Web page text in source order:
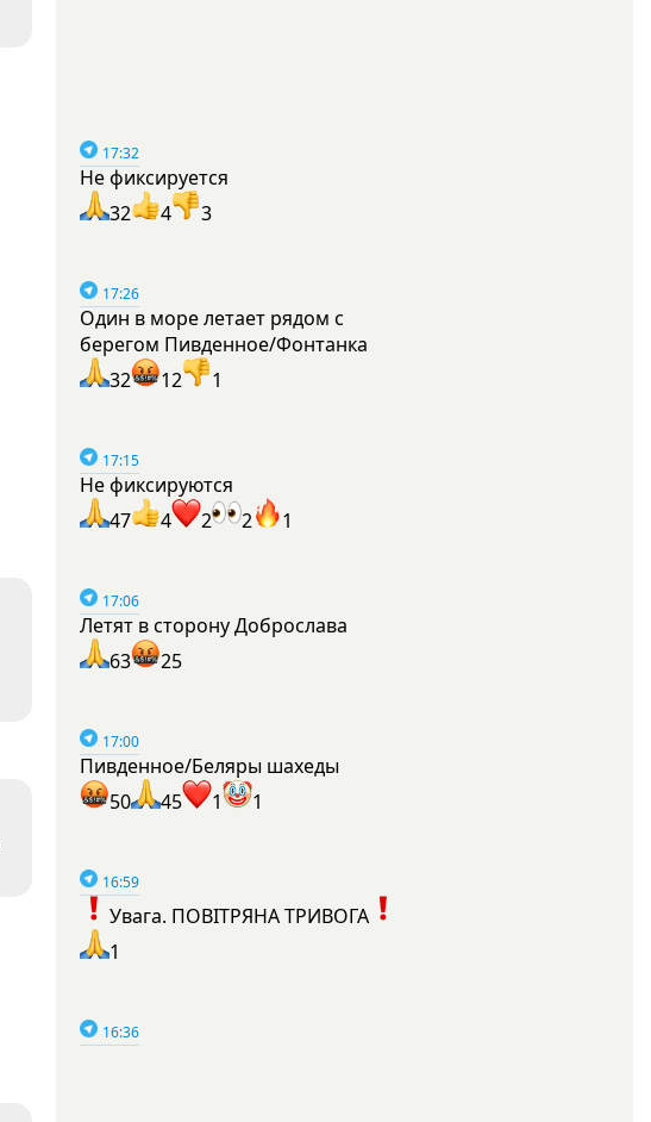
17:32
Не фиксируется
32
4 3
17:26
Один в море летает рядом с
берегом Пивденное/Фонтанка
32
12 1
17:15
Не фиксируются
47
4 2 2 1
17:06
Летят в сторону Доброслава
63
25
17:00
Пивденное/Беляры шахеды
50
45 1 1
16:59
Увага. ПОВІТРЯНА ТРИВОГА
1
16:36